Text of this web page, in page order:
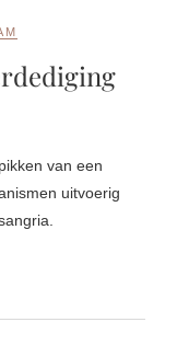
van een
uitvoerig